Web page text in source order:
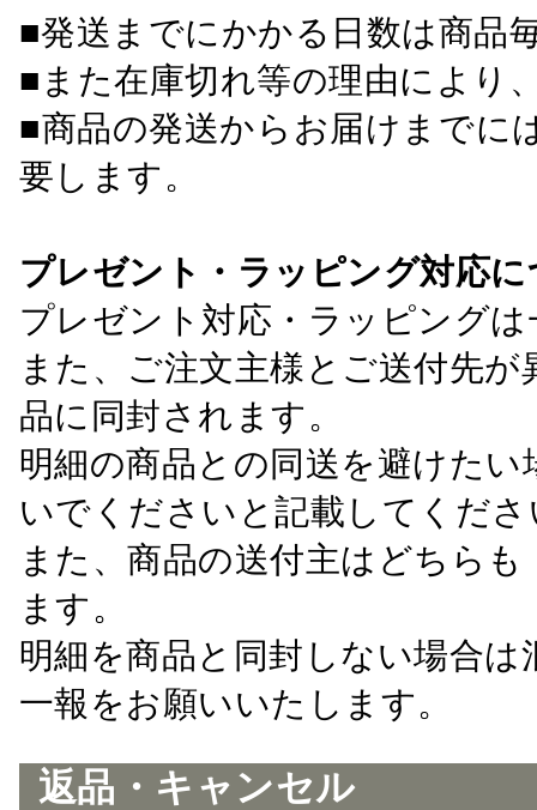
■発送までにかかる日数は商品
■また在庫切れ等の理由により
■商品の発送からお届けまでに
要します。
プレゼント・ラッピング対応
プレゼント対応・ラッピング
また、ご注文主様とご送付先
品に同封されます。
明細の商品との同送を避けた
いでくださいと記載してくださ
また、商品の送付主はどちら
ます。
明細を商品と同封しない場合
一報をお願いいたします。
返品・キャンセル